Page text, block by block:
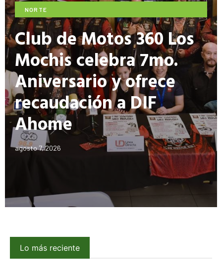
NORTE
Club de Motos 360 Los
Mochis celebra 7mo.
Aniversario y ofrece
recaudación a DIF
Ahome
agosto 7, 2026
Lo más reciente